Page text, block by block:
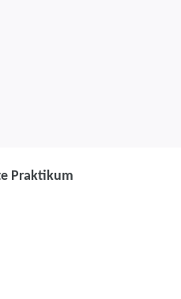
- 9 Monate
Praktikum